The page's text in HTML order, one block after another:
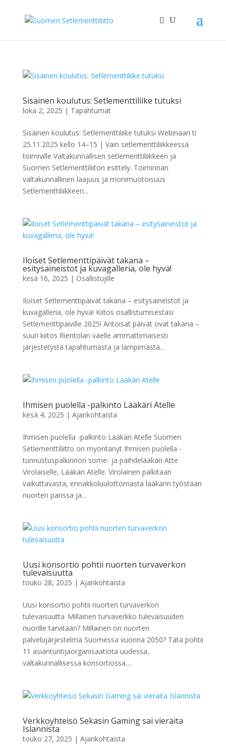
Sisäinen koulutus: Setlementtiliike tutuksi
loka 2, 2025 | Tapahtumat
Sisäinen koulutus: Setlementtiliike tutuksi Webinaari ti
25.11.2025 kello 14–15 | Vain setlementtiliikkeessä
toimiville Valtakunnallisen setlementtiliikkeen ja
Suomen Setlementtiliiton esittely. Toiminnan
valtakunnallinen laajuus ja monimuotoisuus
Setlementtiliikkeen...
Iloiset Setlementtipäivät takana –
esitysaineistot ja kuvagalleria, ole hyvä!
kesä 16, 2025 | Osallistujille
Iloiset Setlementtipäivät takana – esitysaineistot ja
kuvagalleria, ole hyvä! Kiitos osallistumisestasi
Setlementtipäiville 2025! Antoisat päivät ovat takana –
suuri kiitos Rientolan väelle ammattimaisesti
järjestetystä tapahtumasta ja lämpimästä...
Ihmisen puolella -palkinto Lääkäri Atelle
kesä 4, 2025 | Ajankohtaista
Ihmisen puolella -palkinto Lääkäri Atelle Suomen
Setlementtiliitto on myöntänyt Ihmisen puolella -
tunnustuspalkinnon some- ja päihdelääkäri Atte
Virolaiselle, Lääkäri Atelle. Virolainen palkitaan
vaikuttavasta, ennakkoluulottomasta lääkärin työstään
nuorten parissa ja...
Uusi konsortio pohtii nuorten turvaverkon
tulevaisuutta
touko 28, 2025 | Ajankohtaista
Uusi konsortio pohtii nuorten turvaverkon
tulevaisuutta Millainen turvaverkko tulevaisuuden
nuorille tarvitaan? Millainen on nuorten
palvelujärjestelmä Suomessa vuonna 2050? Tätä pohtii
11 asiantuntijaorganisaatiota uudessa,
valtakunnallisessa konsortiossa....
Verkkoyhteisö Sekasin Gaming sai vieraita
Islannista
touko 27, 2025 | Ajankohtaista